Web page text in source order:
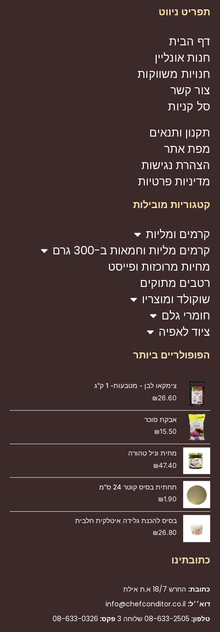
תפריט ניווט
דף הבית
חנות אונליין
חנויות משווקות
צור קשר
סל קניות
תקנון ותנאים
מפת אתר
הצהרת נגישות
מדיניות פרטיות
קטגוריות מובילות
קרמים ומליות
קרמים מליות וחמאות ב-300 גרם
מחיות מרוכזות ופייסט
רטבים מתוקים
שוקולד ומוצריו
חומרי גלם
ציוד לאפיה
הפופולריים ביותר
צימקאו לבן - מטבעות- 1 ק"ג
₪26.60
אבקת סוכר
₪15.50
מחית וניל טהורה
₪47.40
תחתית בסיס קוטר 24 ס"מ
₪1.90
בסיס להכנת גלידה איטלקית חלבית
₪26.80
כתובתינו
כתובת: החרש 18/7 א.ת אילת
דוא׳׳ל: info@chefconditor.co.il
טלפון: 08-633-2505 שלוחה 3 פקס: 08-633-0326